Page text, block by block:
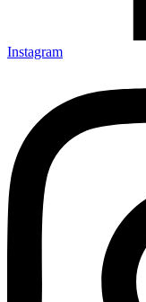
Instagram